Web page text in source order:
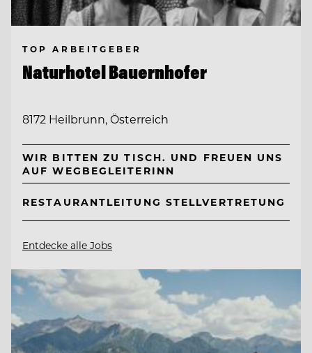
TOP ARBEITGEBER
Naturhotel Bauernhofer
8172 Heilbrunn, Österreich
WIR BITTEN ZU TISCH. UND FREUEN UNS
AUF WEGBEGLEITERINN
RESTAURANTLEITUNG STELLVERTRETUNG
Entdecke alle Jobs